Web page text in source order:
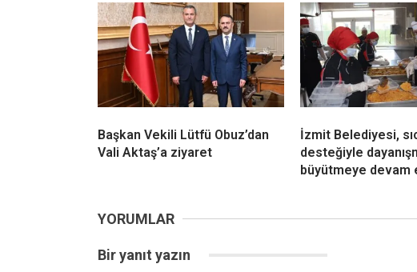
Başkan Vekili Lütfü Obuz’dan
Vali Aktaş’a ziyaret
İzmit Belediyesi,
desteğiyle
büyütmeye devam
YORUMLAR
Bir yanıt yazın